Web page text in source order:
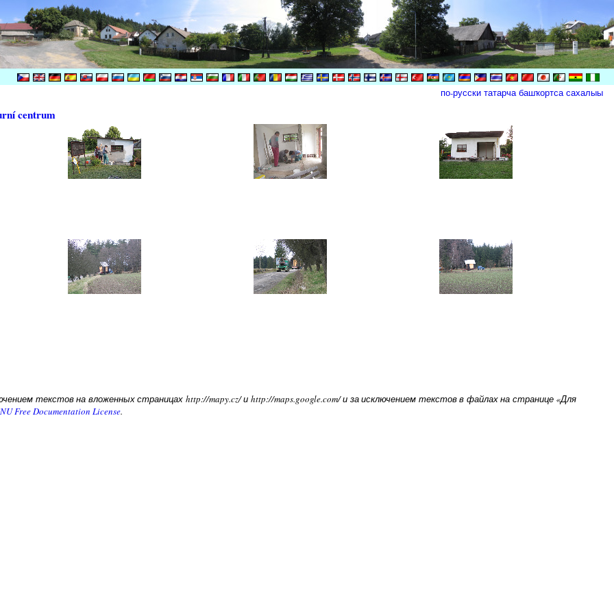
centrum
текстов на вложенных страницах http://mapy.cz/ и http://maps.google.com/ и за исключением текстов в файлах на странице «Для
Free Documentation License.
по-русски татарча башҡортса сахалыы